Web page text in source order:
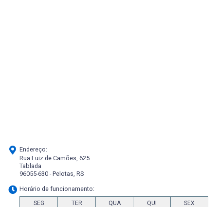
Endereço:
Rua Luiz de Camões, 625
Tablada
96055-630 - Pelotas, RS
Horário de funcionamento:
SEG TER QUA QUI
SEX